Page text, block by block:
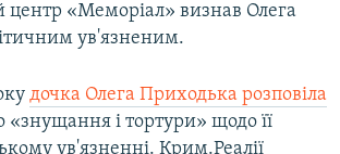
центр «Меморіал» визнав Олега
ув'язненим.
дочка Олега Приходька розповіла
«знущання і тортури» щодо її
ув'язненні. Крим.Реалії